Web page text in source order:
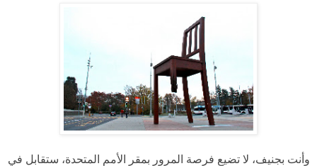
وأنت بجنيف، لا تضيع فرصة المرور بمقر الأمم المتحدة، ستقابل في